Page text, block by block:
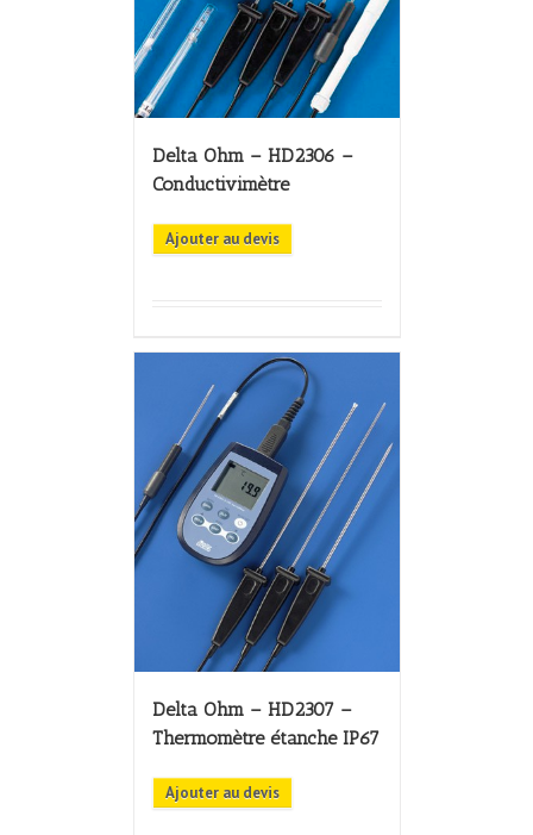
Delta Ohm – HD2306 –
Conductivimètre
Ajouter au devis
Delta Ohm – HD2307 –
Thermomètre étanche IP67
Ajouter au devis